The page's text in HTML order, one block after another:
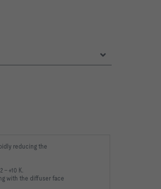
reducing the
+10 K.
with the diffuser face